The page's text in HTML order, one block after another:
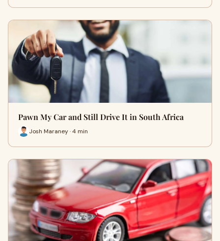
Pawn My Car and Still Drive It in South Africa
Josh Maraney · 4 min